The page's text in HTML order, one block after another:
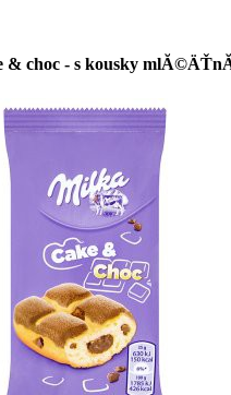
& choc - s kousky